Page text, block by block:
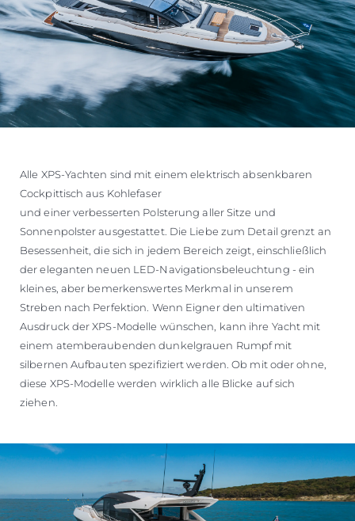
Alle XPS-Yachten sind mit einem elektrisch absenkbaren
Cockpittisch aus Kohlefaser
und einer verbesserten Polsterung aller Sitze und
Sonnenpolster ausgestattet. Die Liebe zum Detail grenzt an
Besessenheit, die sich in jedem Bereich zeigt, einschließlich
der eleganten neuen LED-Navigationsbeleuchtung - ein
kleines, aber bemerkenswertes Merkmal in unserem
Streben nach Perfektion. Wenn Eigner den ultimativen
Ausdruck der XPS-Modelle wünschen, kann ihre Yacht mit
einem atemberaubenden dunkelgrauen Rumpf mit
silbernen Aufbauten spezifiziert werden. Ob mit oder ohne,
diese XPS-Modelle werden wirklich alle Blicke auf sich
ziehen.